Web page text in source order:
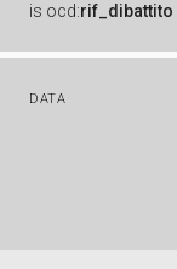
is ocd:rif_dibattito
DATA